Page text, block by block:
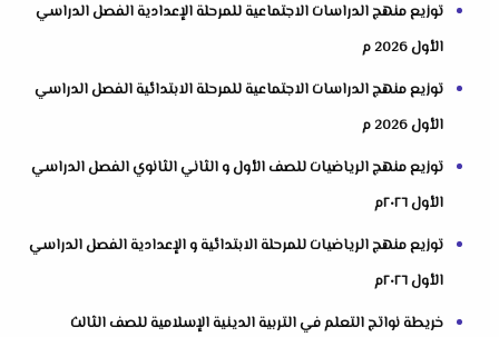
توزيع منهج الدراسات الاجتماعية للمرحلة الإعدادية الفصل الدراسي
الأول 2026 م
توزيع منهج الدراسات الاجتماعية للمرحلة الابتدائية الفصل الدراسي
الأول 2026 م
توزيع منهج الرياضيات للصف الأول و الثاني الثانوي الفصل الدراسي
الأول ٢٠٢٦م
توزيع منهج الرياضيات للمرحلة الابتدائية و الإعدادية الفصل الدراسي
الأول ٢٠٢٦م
خريطة نواتج التعلم في التربية الدينية الإسلامية للصف الثالث